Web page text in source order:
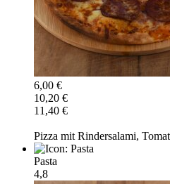
6,00 €
10,20 €
11,40 €
Pizza mit Rindersalami,
Pasta
4,8